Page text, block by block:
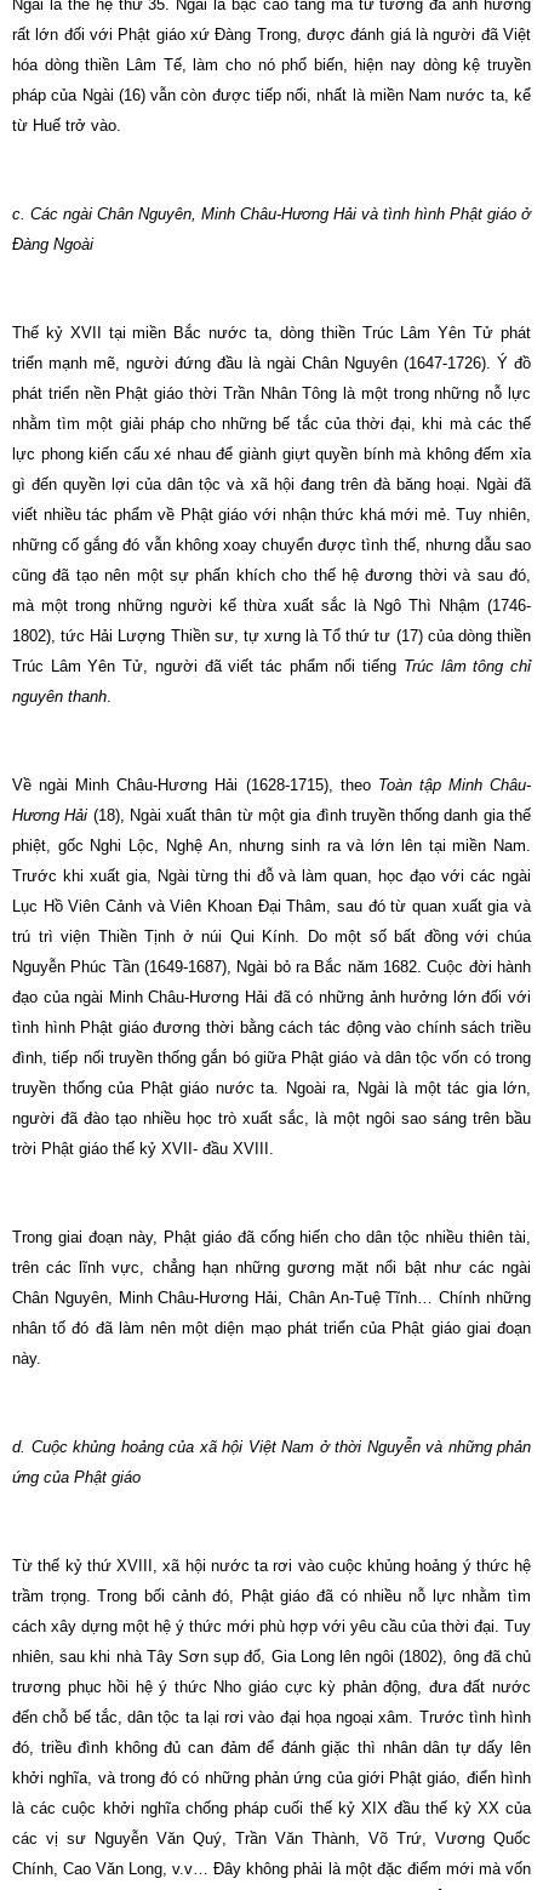
Ngài là thế hệ thứ 35. Ngài là bậc cao tăng mà tư tưởng đã ảnh hưởng
rất lớn đối với Phật giáo xứ Ðàng Trong, được đánh giá là người đã Việt
hóa dòng thiền Lâm Tế, làm cho nó phổ biến, hiện nay dòng kệ truyền
pháp của Ngài (16) vẫn còn được tiếp nối, nhất là miền Nam nước ta, kể
từ Huế trở vào.
c. Các ngài Chân Nguyên, Minh Châu-Hương Hải và tình hình Phật giáo ở
Ðàng Ngoài
Thế kỷ XVII tại miền Bắc nước ta, dòng thiền Trúc Lâm Yên Tử phát
triển mạnh mẽ, người đứng đầu là ngài Chân Nguyên (1647-1726). Ý đồ
phát triển nền Phật giáo thời Trần Nhân Tông là một trong những nỗ lực
nhằm tìm một giải pháp cho những bế tắc của thời đại, khi mà các thế
lực phong kiến cấu xé nhau để giành giựt quyền bính mà không đếm xỉa
gì đến quyền lợi của dân tộc và xã hội đang trên đà băng hoại. Ngài đã
viết nhiều tác phẩm về Phật giáo với nhận thức khá mới mẻ. Tuy nhiên,
những cố gắng đó vẫn không xoay chuyển được tình thế, nhưng dẫu sao
cũng đã tạo nên một sự phấn khích cho thế hệ đương thời và sau đó,
mà một trong những người kế thừa xuất sắc là Ngô Thì Nhậm (1746-
1802), tức Hải Lượng Thiền sư, tự xưng là Tổ thứ tư (17) của dòng thiền
Trúc Lâm Yên Tử, người đã viết tác phẩm nổi tiếng Trúc lâm tông chỉ
nguyên thanh.
Về ngài Minh Châu-Hương Hải (1628-1715), theo Toàn tập Minh Châu-
Hương Hải (18), Ngài xuất thân từ một gia đình truyền thống danh gia thế
phiệt, gốc Nghi Lộc, Nghệ An, nhưng sinh ra và lớn lên tại miền Nam.
Trước khi xuất gia, Ngài từng thi đỗ và làm quan, học đạo với các ngài
Lục Hồ Viên Cảnh và Viên Khoan Ðại Thâm, sau đó từ quan xuất gia và
trú trì viện Thiền Tịnh ở núi Qui Kính. Do một số bất đồng với chúa
Nguyễn Phúc Tần (1649-1687), Ngài bỏ ra Bắc năm 1682. Cuộc đời hành
đạo của ngài Minh Châu-Hương Hải đã có những ảnh hưởng lớn đối với
tình hình Phật giáo đương thời bằng cách tác động vào chính sách triều
đình, tiếp nối truyền thống gắn bó giữa Phật giáo và dân tộc vốn có trong
truyền thống của Phật giáo nước ta. Ngoài ra, Ngài là một tác gia lớn,
người đã đào tạo nhiều học trò xuất sắc, là một ngôi sao sáng trên bầu
trời Phật giáo thế kỷ XVII- đầu XVIII.
Trong giai đoạn này, Phật giáo đã cống hiến cho dân tộc nhiều thiên tài,
trên các lĩnh vực, chẳng hạn những gương mặt nổi bật như các ngài
Chân Nguyên, Minh Châu-Hương Hải, Chân An-Tuệ Tĩnh… Chính những
nhân tố đó đã làm nên một diện mạo phát triển của Phật giáo giai đoạn
này.
d. Cuộc khủng hoảng của xã hội Việt Nam ở thời Nguyễn và những phản
ứng của Phật giáo
Từ thế kỷ thứ XVIII, xã hội nước ta rơi vào cuộc khủng hoảng ý thức hệ
trầm trọng. Trong bối cảnh đó, Phật giáo đã có nhiều nỗ lực nhằm tìm
cách xây dựng một hệ ý thức mới phù hợp với yêu cầu của thời đại. Tuy
nhiên, sau khi nhà Tây Sơn sụp đổ, Gia Long lên ngôi (1802), ông đã chủ
trương phục hồi hệ ý thức Nho giáo cực kỳ phản động, đưa đất nước
đến chỗ bế tắc, dân tộc ta lại rơi vào đại họa ngoại xâm. Trước tình hình
đó, triều đình không đủ can đảm để đánh giặc thì nhân dân tự dấy lên
khởi nghĩa, và trong đó có những phản ứng của giới Phật giáo, điển hình
là các cuộc khởi nghĩa chống pháp cuối thế kỷ XIX đầu thế kỷ XX của
các vị sư Nguyễn Văn Quý, Trần Văn Thành, Võ Trứ, Vương Quốc
Chính, Cao Văn Long, v.v… Ðây không phải là một đặc điểm mới mà vốn